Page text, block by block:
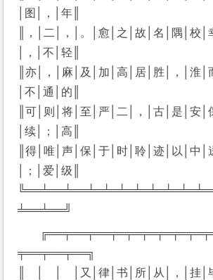
│图│，│年║
║，│二│，│。│愈│之│故│名│隅│校
│，│不│轻║
║亦│，│麻│及│加│高│居│胜│，│淮
│不│通│的║
║可│则│将│至│严│二│，│古│是│安
│续│；│高║
║得│唯│声│保│于│时│聆│迹│以│中
│；│爱│级║
╧══╧══╝
╤══╤══╤══╗
║　│　│　│又│律│书│所│从│，│挂